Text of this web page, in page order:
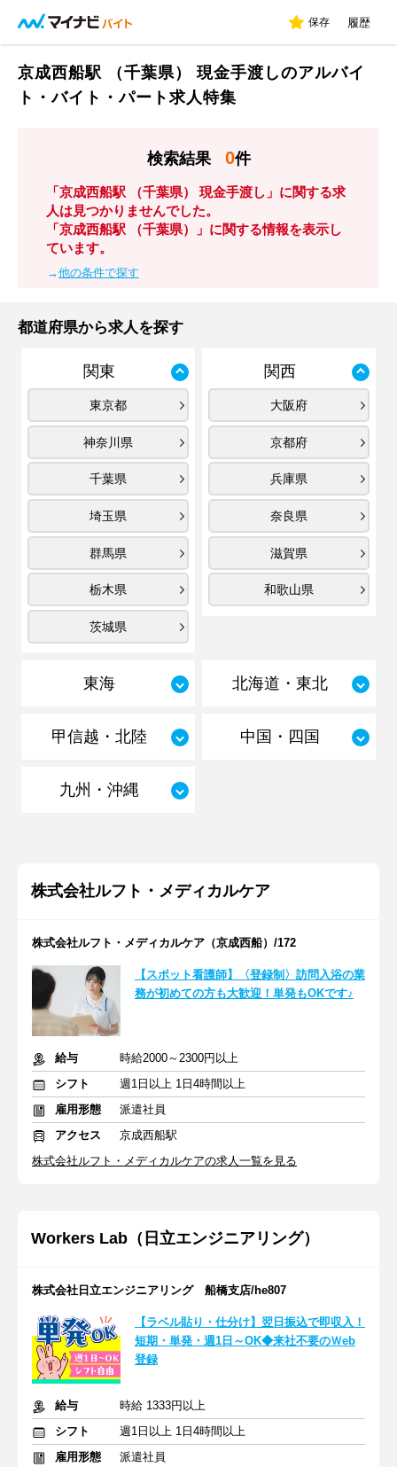
保存 履歴
京成西船駅 （千葉県） 現金手渡しのアルバイ
ト・バイト・パート求人特集
検索結果 0件
「京成西船駅 （千葉県） 現金手渡し」に関する求
人は見つかりませんでした。
「京成西船駅 （千葉県）」に関する情報を表示し
ています。
→他の条件で探す
都道府県から求人を探す
関東
東京都
神奈川県
千葉県
埼玉県
群馬県
栃木県
茨城県
関西
大阪府
京都府
兵庫県
奈良県
滋賀県
和歌山県
東海 北海道・東北
甲信越・北陸 中国・四国
九州・沖縄
株式会社ルフト・メディカルケア
株式会社ルフト・メディカルケア（京成西船）/172
【スポット看護師】〈登録制〉訪問入浴の業
務が初めての方も大歓迎！単発もOKです♪
給与
時給2000～2300円以上
シフト
週1日以上 1日4時間以上
雇用形態
派遣社員
アクセス
京成西船駅
株式会社ルフト・メディカルケアの求人一覧を見る
Workers Lab（日立エンジニアリング）
株式会社日立エンジニアリング 船橋支店/he807
【ラベル貼り・仕分け】翌日振込で即収入！
短期・単発・週1日～OK◆来社不要のＷeb
登録
給与
時給 1333円以上
シフト
週1日以上 1日4時間以上
雇用形態
派遣社員